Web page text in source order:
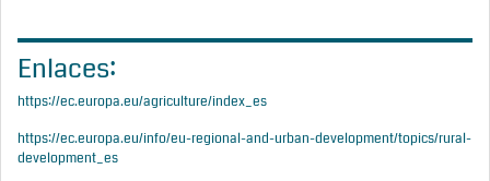
Enlaces:
https://ec.europa.eu/agriculture/index_es
https://ec.europa.eu/info/eu-regional-and-urban-development/topics/rural-
development_es